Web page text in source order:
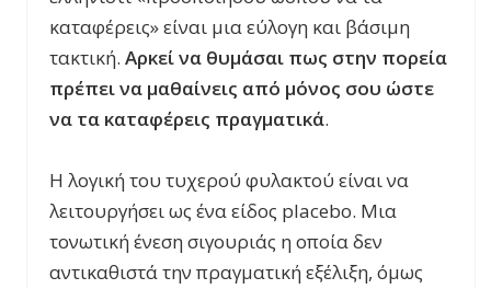
καταφέρεις» είναι μια εύλογη και βάσιμη
τακτική. Αρκεί να θυμάσαι πως στην πορεία
πρέπει να μαθαίνεις από μόνος σου ώστε
να τα καταφέρεις πραγματικά.
Η λογική του τυχερού φυλακτού είναι να
λειτουργήσει ως ένα είδος placebo. Μια
τονωτική ένεση σιγουριάς η οποία δεν
αντικαθιστά την πραγματική εξέλιξη, όμως